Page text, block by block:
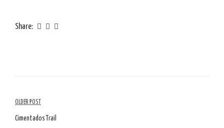
Share:
Navegação
de
OLDER POST
Cimentados Trail